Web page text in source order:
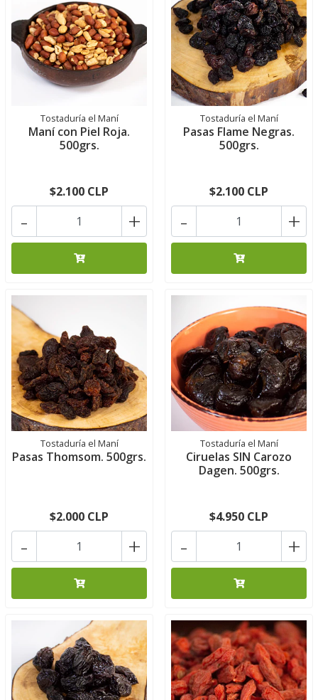
Tostaduría el Maní
Maní con Piel Roja.
500grs.
$2.100 CLP
+
-
Tostaduría el Maní
Pasas Flame Negras.
500grs.
$2.100 CLP
+
-
Tostaduría el Maní
Pasas Thomsom. 500grs.
$2.000 CLP
+
-
Tostaduría el Maní
Ciruelas SIN Carozo
Dagen. 500grs.
$4.950 CLP
+
-